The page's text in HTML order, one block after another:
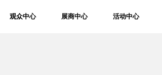
观众中心 展商中心 活动中心